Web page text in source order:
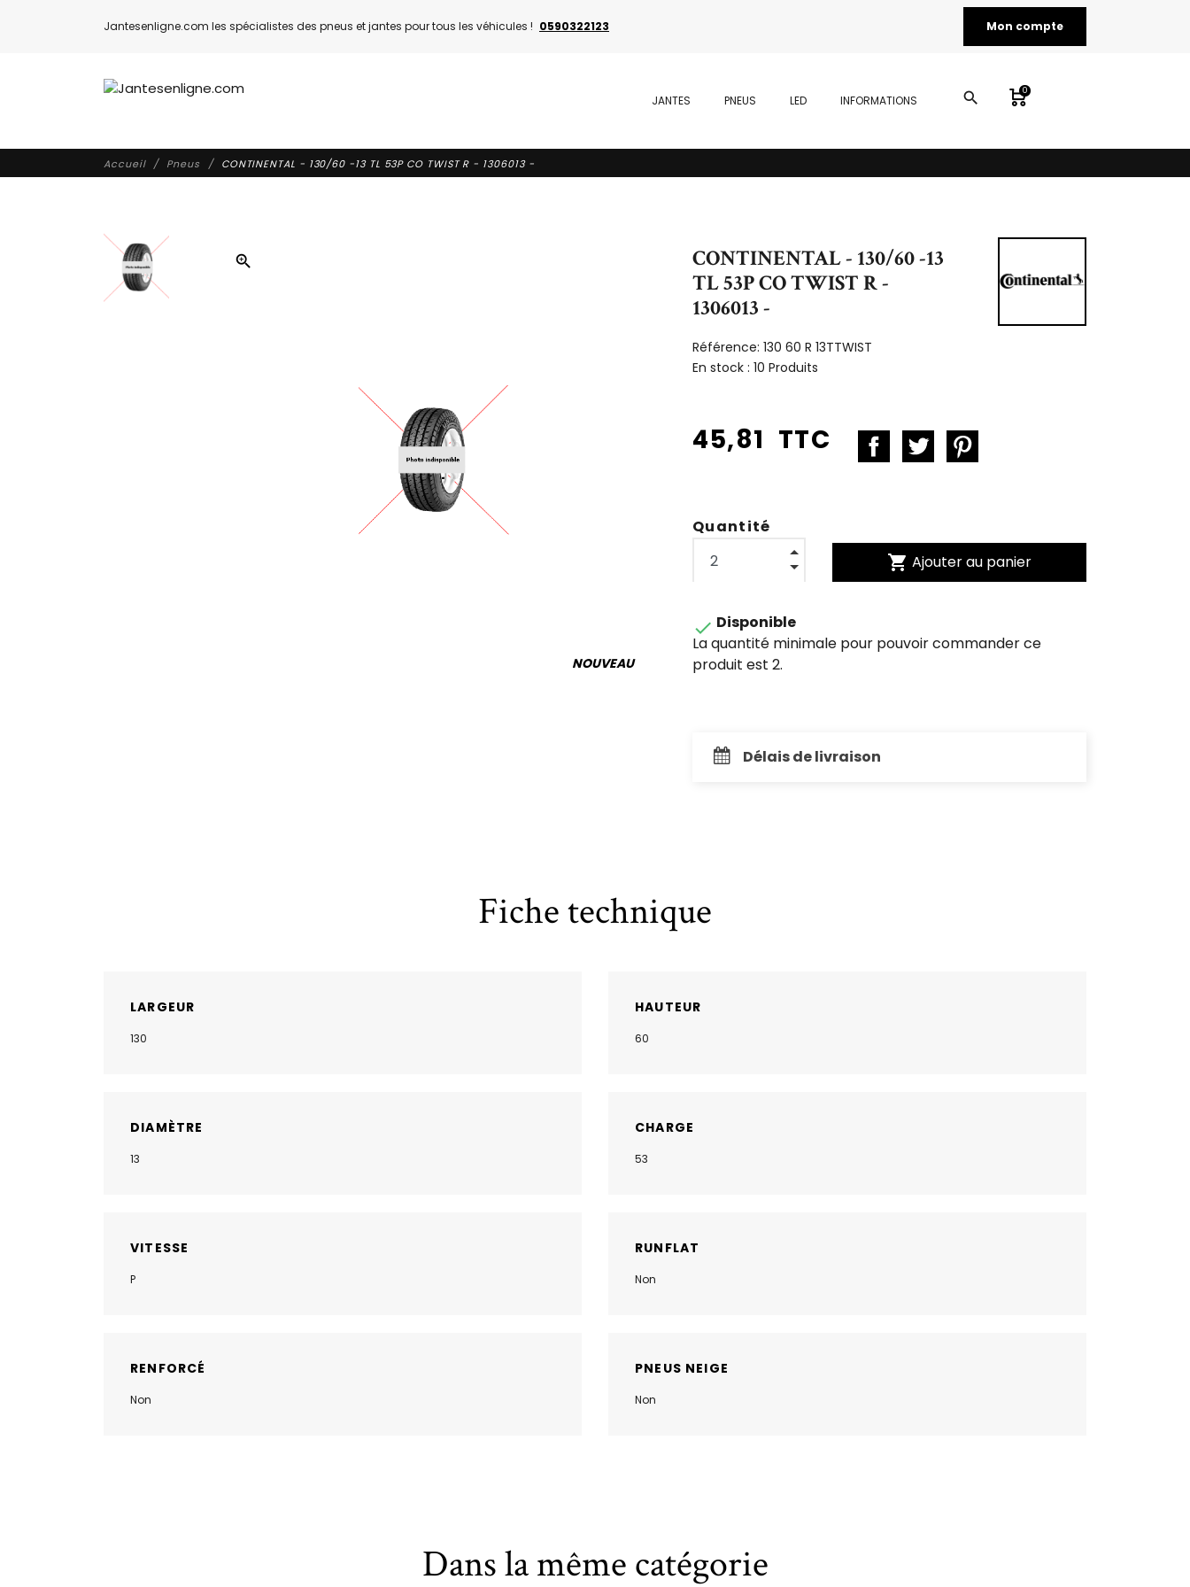
Jantesenligne.com les spécialistes des pneus et jantes pour tous les véhicules ! 0590322123 Mon compte
JANTES PNEUS LED INFORMATIONS search 0
Accueil Pneus CONTINENTAL - 130/60 -13 TL 53P CO TWIST R - 1306013 -
zoom_in
NOUVEAU
CONTINENTAL - 130/60 -13
TL 53P CO TWIST R -
1306013 -
Référence: 130 60 R 13TTWIST
En stock : 10 Produits
45,81 TTC
Quantité
shopping_cart Ajouter au panier
 Disponible
La quantité minimale pour pouvoir commander ce
produit est 2.
Délais de livraison
Fiche technique
LARGEUR
130
HAUTEUR
60
DIAMÈTRE
13
CHARGE
53
VITESSE
P
RUNFLAT
Non
RENFORCÉ
Non
PNEUS NEIGE
Non
Dans la même catégorie